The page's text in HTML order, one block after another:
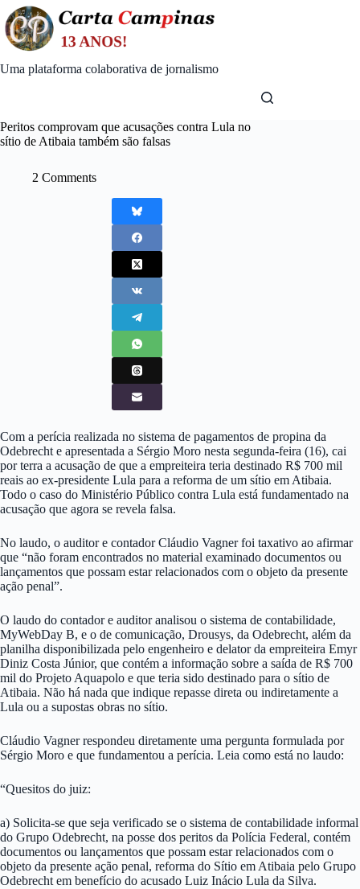
Skip
to
content
Uma plataforma colaborativa de jornalismo
Peritos comprovam que acusações contra Lula no
sítio de Atibaia também são falsas
2 Comments
Com a perícia realizada no sistema de pagamentos de propina da
Odebrecht e apresentada a Sérgio Moro nesta segunda-feira (16), cai
por terra a acusação de que a empreiteira teria destinado R$ 700 mil
reais ao ex-presidente Lula para a reforma de um sítio em Atibaia.
Todo o caso do Ministério Público contra Lula está fundamentado na
acusação que agora se revela falsa.
No laudo, o auditor e contador Cláudio Vagner foi taxativo ao afirmar
que “não foram encontrados no material examinado documentos ou
lançamentos que possam estar relacionados com o objeto da presente
ação penal”.
O laudo do contador e auditor analisou o sistema de contabilidade,
MyWebDay B, e o de comunicação, Drousys, da Odebrecht, além da
planilha disponibilizada pelo engenheiro e delator da empreiteira Emyr
Diniz Costa Júnior, que contém a informação sobre a saída de R$ 700
mil do Projeto Aquapolo e que teria sido destinado para o sítio de
Atibaia. Não há nada que indique repasse direta ou indiretamente a
Lula ou a supostas obras no sítio.
Cláudio Vagner respondeu diretamente uma pergunta formulada por
Sérgio Moro e que fundamentou a perícia. Leia como está no laudo:
“Quesitos do juiz:
a) Solicita-se que seja verificado se o sistema de contabilidade informal
do Grupo Odebrecht, na posse dos peritos da Polícia Federal, contém
documentos ou lançamentos que possam estar relacionados com o
objeto da presente ação penal, reforma do Sítio em Atibaia pelo Grupo
Odebrecht em benefício do acusado Luiz Inácio Lula da Silva.